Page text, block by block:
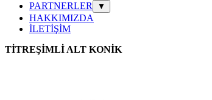
PARTNERLER
▼
HAKKIMIZDA
İLETİŞİM
TİTREŞİMLİ ALT KONİK